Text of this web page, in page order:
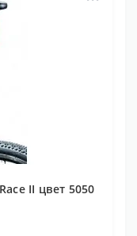
II цвет 5050